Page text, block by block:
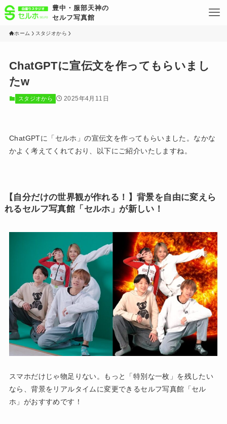
豊中・服部天神の
セルフ写真館
ホーム スタジオから
ChatGPTに宣伝文を作ってもらいまし
たw
スタジオから 2025年4月11日
ChatGPTに「セルホ」の宣伝文を作ってもらいました。なかな
かよく考えてくれており、以下にご紹介いたしますね。
【自分だけの世界観が作れる！】背景を自由に変えら
れるセルフ写真館「セルホ」が新しい！
スマホだけじゃ物足りない。もっと「特別な一枚」を残したい
なら、背景をリアルタイムに変更できるセルフ写真館「セル
ホ」がおすすめです！